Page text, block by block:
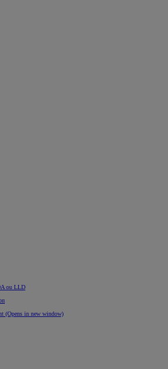
ou LLD
(Opens in new window)